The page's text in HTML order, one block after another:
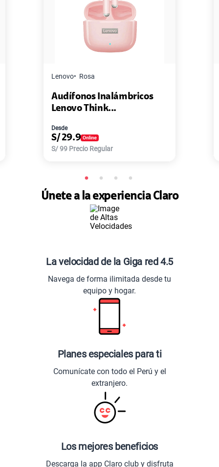
Pack de 2 Power Bank
Master-G ...
S/
Únete a la experiencia Claro
La velocidad de la Giga red 4.5
Navega de forma ilimitada desde tu
equipo y hogar.
Planes especiales para ti
Comunícate con todo el Perú y el
extranjero.
Los mejores beneficios
Descarga la app Claro club y disfruta